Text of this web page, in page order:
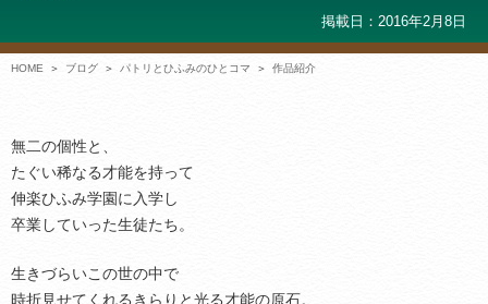
掲載日：2016年2月8日
HOME ブログ パトリとひふみのひとコマ 作品紹介
無二の個性と、
たぐい稀なる才能を持って
伸楽ひふみ学園に入学し
卒業していった生徒たち。
生きづらいこの世の中で
時折見せてくれるきらりと光る才能の原石。